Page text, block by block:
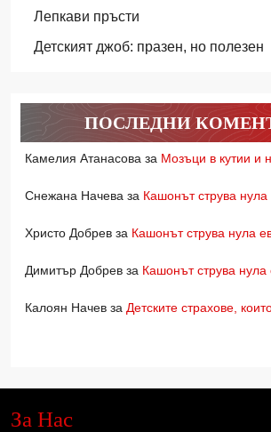
Лепкави пръсти
Детският джоб: празен, но полезен
ПОСЛЕДНИ
Камелия Атанасова за Мозъци в кутии и
Снежана Начева за Кашонът струва нула
Христо Добрев за Кашонът струва нула
Димитър Добрев за Кашонът струва нула
Калоян Начев за Детските страхове,
За Нас